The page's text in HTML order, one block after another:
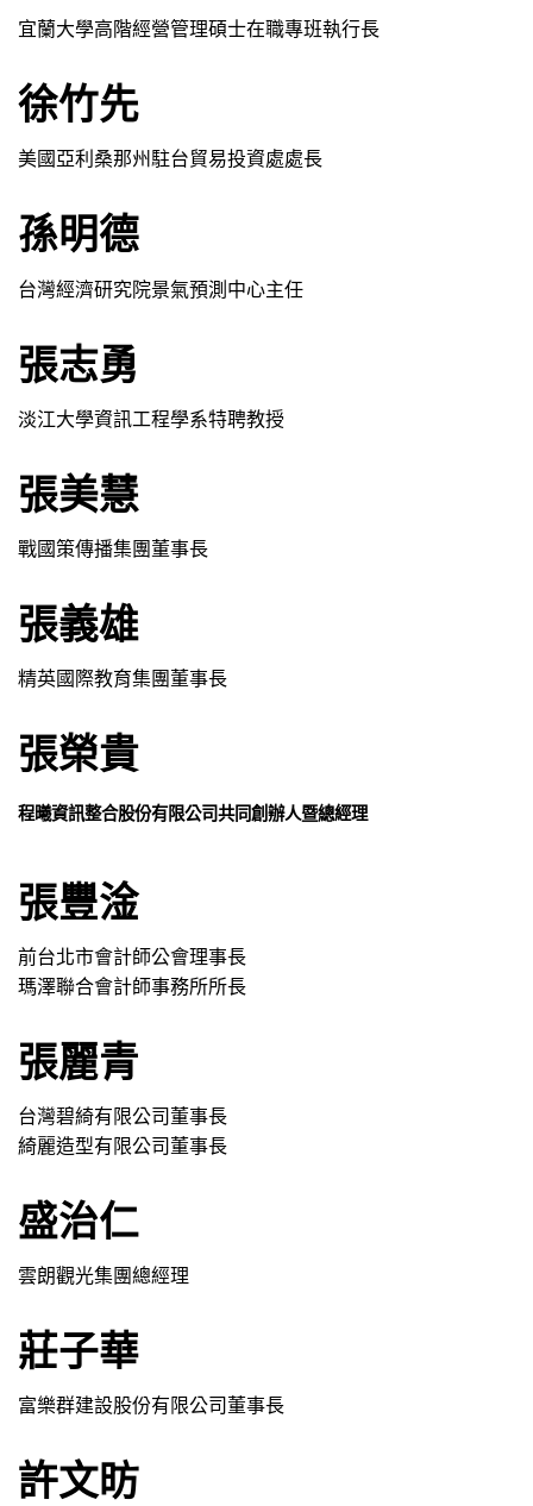
宜蘭大學高階經營管理碩士在職專班執行長
徐竹先
美國亞利桑那州駐台貿易投資處處長
孫明德
台灣經濟研究院景氣預測中心主任
張志勇
淡江大學資訊工程學系特聘教授
張美慧
戰國策傳播集團董事長
張義雄
精英國際教育集團董事長
張榮貴
程曦資訊整合股份有限公司共同創辦人暨總經理
張豐淦
前台北市會計師公會理事長
瑪澤聯合會計師事務所所長
張麗青
台灣碧綺有限公司董事長
綺麗造型有限公司董事長
盛治仁
雲朗觀光集團總經理
莊子華
富樂群建設股份有限公司董事長
許文昉